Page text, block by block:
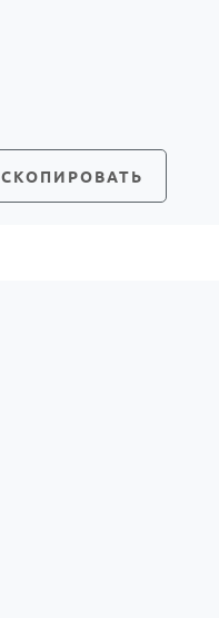
СКОПИРОВАТЬ